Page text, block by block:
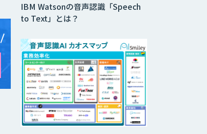
IBM Watsonの音声認識「Speech
to Text」とは？